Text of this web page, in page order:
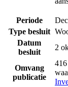
Periode
Type besluit
Datum
besluit
2
Omvang
publicatie